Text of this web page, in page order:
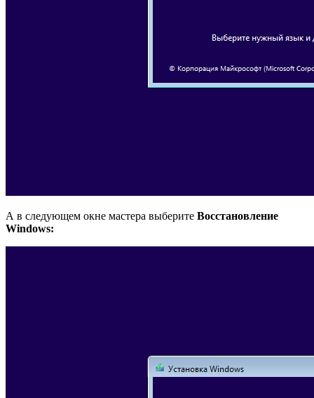
А в следующем окне мастера выберите Восстановление
Windows: